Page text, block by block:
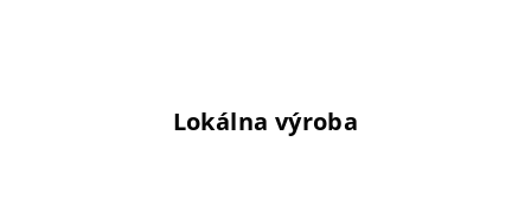
Lokálna výroba